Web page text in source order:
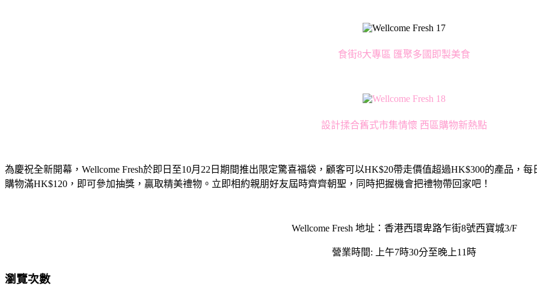
食街8大專區 匯聚多國即製美食
設計揉合舊式市集情懷 西區購物新熱點
為慶祝全新開幕，Wellcome Fresh於即日至10月22日期間推出限定驚喜福袋，顧客可以HK$20帶走價值超過HK$300的產品，
購物滿HK$120，即可參加抽獎，贏取精美禮物。立即相約親朋好友屆時齊齊朝聖，同時把握機會把禮物帶回家吧！
Wellcome Fresh 地址：香港西環卑路乍街8號西寶城3/F
營業時間: 上午7時30分至晚上11時
瀏覽次數